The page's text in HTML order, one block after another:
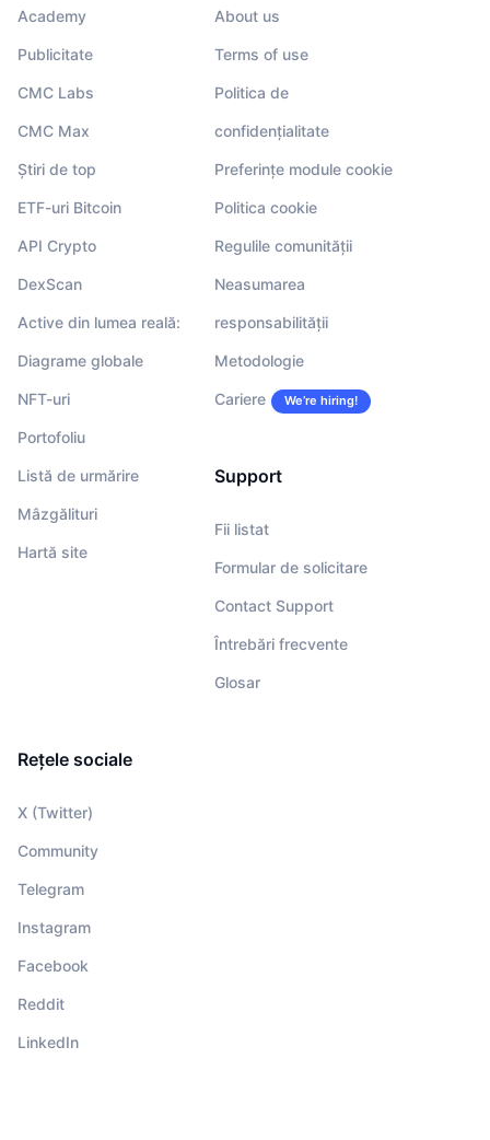
Academy
Publicitate
CMC Labs
CMC Max
Știri de top
ETF-uri Bitcoin
API Crypto
DexScan
Active din lumea reală:
Diagrame globale
NFT-uri
Portofoliu
Listă de urmărire
Mâzgălituri
Hartă site
About us
Terms of use
Politica de
confidențialitate
Preferințe module cookie
Politica cookie
Regulile comunității
Neasumarea
responsabilității
Metodologie
Cariere We’re hiring!
Support
Fii listat
Formular de solicitare
Contact Support
Întrebări frecvente
Glosar
Rețele sociale
X (Twitter)
Community
Telegram
Instagram
Facebook
Reddit
LinkedIn